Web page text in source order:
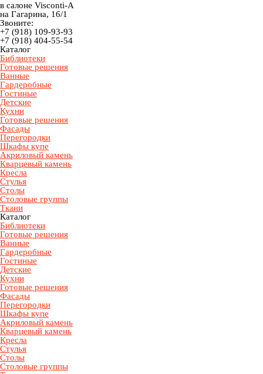
в салоне Visconti-A
на Гагарина, 16/1
Звоните:
+7 (918) 109-93-93
+7 (918) 404-55-54
Каталог
Библиотеки
Готовые решения
Ванные
Гардеробные
Гостиные
Детские
Кухни
Готовые решения
Фасады
Перегородки
Шкафы купе
Акриловый камень
Кварцевый камень
Кресла
Стулья
Столы
Столовые группы
Ткани
Каталог
Библиотеки
Готовые решения
Ванные
Гардеробные
Гостиные
Детские
Кухни
Готовые решения
Фасады
Перегородки
Шкафы купе
Акриловый камень
Кварцевый камень
Кресла
Стулья
Столы
Столовые группы